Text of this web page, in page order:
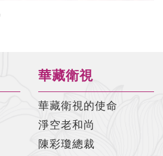
華藏衛視
華藏衛視的使命
淨空老和尚
陳彩瓊總裁